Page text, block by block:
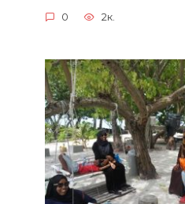
0 2к.